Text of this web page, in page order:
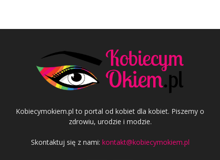
Kobiecymokiem.pl to portal od kobiet dla kobiet. Piszemy o
zdrowiu, urodzie i modzie.
Skontaktuj się z nami: kontakt@kobiecymokiem.pl